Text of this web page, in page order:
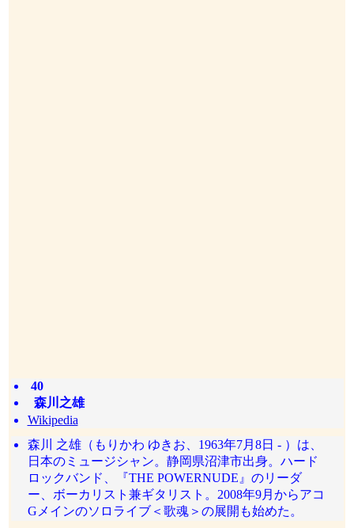
40
森川之雄
Wikipedia
森川 之雄（もりかわ ゆきお、1963年7月8日 - ）は、
日本のミュージシャン。静岡県沼津市出身。ハード
ロックバンド、『THE POWERNUDE』のリーダ
ー、ボーカリスト兼ギタリスト。2008年9月からアコ
Gメインのソロライブ＜歌魂＞の展開も始めた。